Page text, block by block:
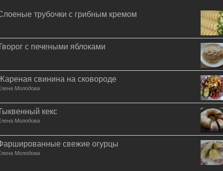
трубочки с грибным кремом
с печеными яблоками
свинина на сковороде
Молодова
кекс
Молодова
свежие огурцы
Молодова